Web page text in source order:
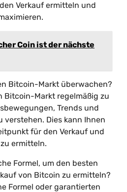
Verkauf ermitteln und
Coin ist der nächste
Bitcoin-Markt überwachen?
Bitcoin-Markt regelmäßig zu
Trends und
verstehen. Dies kann Ihnen
für den Verkauf und
ermitteln.
Formel, um den besten
von Bitcoin zu ermitteln?
Formel oder garantierten